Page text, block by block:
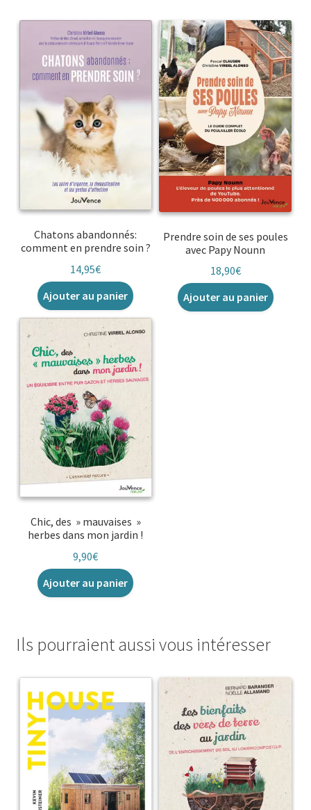
Chatons abandonnés:
comment en prendre soin ?
14,95€
Ajouter au panier
Prendre soin de ses poules
avec Papy Nounn
18,90€
Ajouter au panier
Chic, des » mauvaises »
herbes dans mon jardin !
9,90€
Ajouter au panier
Ils pourraient aussi vous intéresser